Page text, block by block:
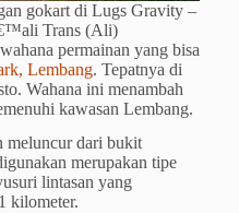
gokart di Lugs Gravity –
Trans (Ali)
permainan yang bisa
Lembang. Tepatnya di
Wahana ini menambah
kawasan Lembang.
meluncur dari bukit
merupakan tipe
lintasan yang
kilometer.